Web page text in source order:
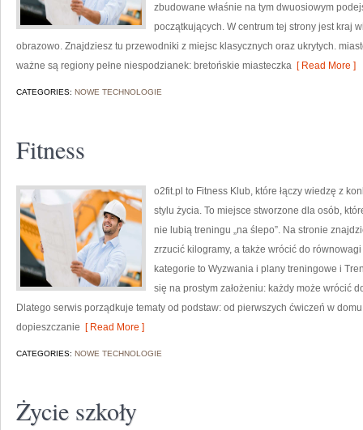
zbudowane właśnie na tym dwuosiowym
początkujących. W centrum tej strony jest kraj
obrazowo. Znajdziesz tu przewodniki z miejsc klasycznych oraz ukrytych.
ważne są regiony pełne niespodzianek: bretońskie miasteczka [ Read More ]
CATEGORIES: NOWE TECHNOLOGIE
Fitness
o2fit.pl to Fitness Klub, które łączy wiedzę z
stylu życia. To miejsce stworzone dla osób,
nie lubią treningu „na ślepo”. Na stronie
zrzucić kilogramy, a także wrócić do
kategorie to Wyzwania i plany treningowe i
się na prostym założeniu: każdy może wrócić
Dlatego serwis porządkuje tematy od podstaw: od pierwszych ćwiczeń w
dopieszczanie [ Read More ]
CATEGORIES: NOWE TECHNOLOGIE
Życie szkoły